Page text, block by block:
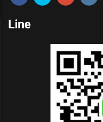
Line